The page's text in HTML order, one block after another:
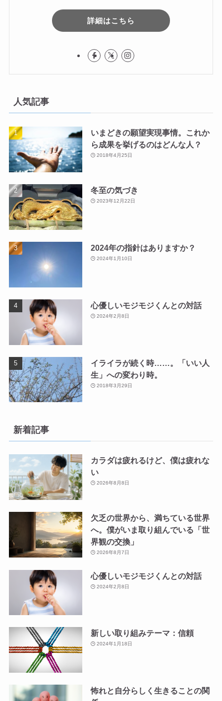
詳細はこちら
人気記事
いまどきの願望実現事情。これか
ら成果を挙げるのはどんな人？
2018年4月25日
冬至の気づき
2023年12月22日
2024年の指針はありますか？
2024年1月10日
心優しいモジモジくんとの対話
2024年2月8日
イライラが続く時……。「いい人
生」への変わり時。
2018年3月29日
新着記事
カラダは疲れるけど、僕は疲れな
い
2026年8月8日
欠乏の世界から、満ちている世界
へ。僕がいま取り組んでいる「世
界観の交換」
2026年8月7日
心優しいモジモジくんとの対話
2024年2月8日
新しい取り組みテーマ：信頼
2024年1月18日
怖れと自分らしく生きることの関